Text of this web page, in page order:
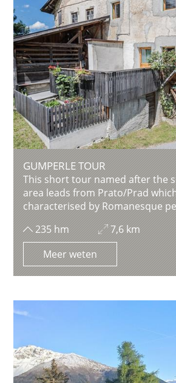
GUMPERLE TOUR
This short tour named after the
area leads from Prato/Prad
characterised by Romanesque
235 hm
7,6 km
Meer weten